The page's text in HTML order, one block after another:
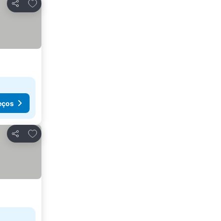
Partilhar
Adicionar aos favoritos
Partilhar
Adicionar aos favoritos